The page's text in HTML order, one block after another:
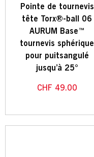
Pointe de tournevis
tête Torx®-ball 06
AURUM Base™
tournevis sphérique
pour puitsangulé
jusqu’à 25°
CHF 49.00